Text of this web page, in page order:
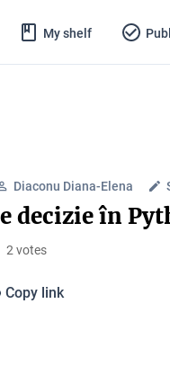
My shelf
Diaconu Diana-Elena
decizie în
2 votes
Copy link